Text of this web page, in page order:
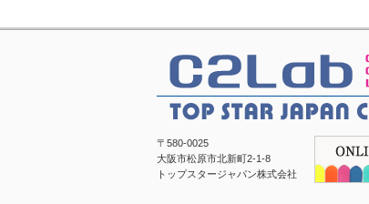
〒580-0025
大阪市松原市北新町2-1-8
トップスタージャパン株式会社